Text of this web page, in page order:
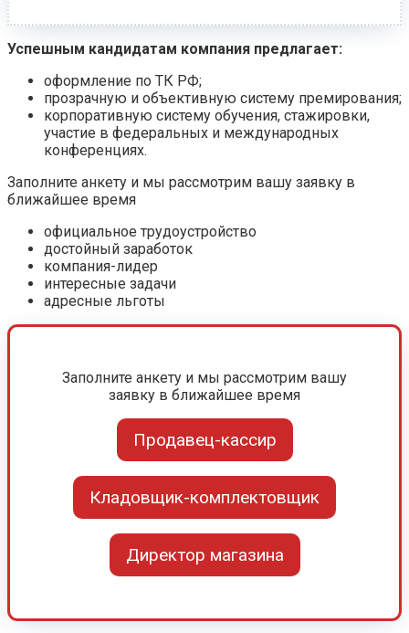
Успешным кандидатам компания предлагает:
оформление по ТК РФ;
прозрачную и объективную систему премирования;
корпоративную систему обучения, стажировки,
участие в федеральных и международных
конференциях.
Заполните анкету и мы рассмотрим вашу заявку в
ближайшее время
официальное трудоустройство
достойный заработок
компания-лидер
интересные задачи
адресные льготы
Заполните анкету и мы рассмотрим вашу
заявку в ближайшее время
Продавец-кассир
Кладовщик-комплектовщик
Директор магазина